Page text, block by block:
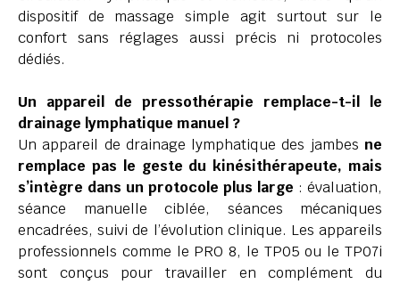
dispositif de massage simple agit surtout sur le
confort sans réglages aussi précis ni protocoles
dédiés.
Un appareil de pressothérapie remplace-t-il le
drainage lymphatique manuel ?
Un appareil de drainage lymphatique des jambes ne
remplace pas le geste du kinésithérapeute, mais
s’intègre dans un protocole plus large : évaluation,
séance manuelle ciblée, séances mécaniques
encadrées, suivi de l’évolution clinique. Les appareils
professionnels comme le PRO 8, le TP05 ou le TP07i
sont conçus pour travailler en complément du